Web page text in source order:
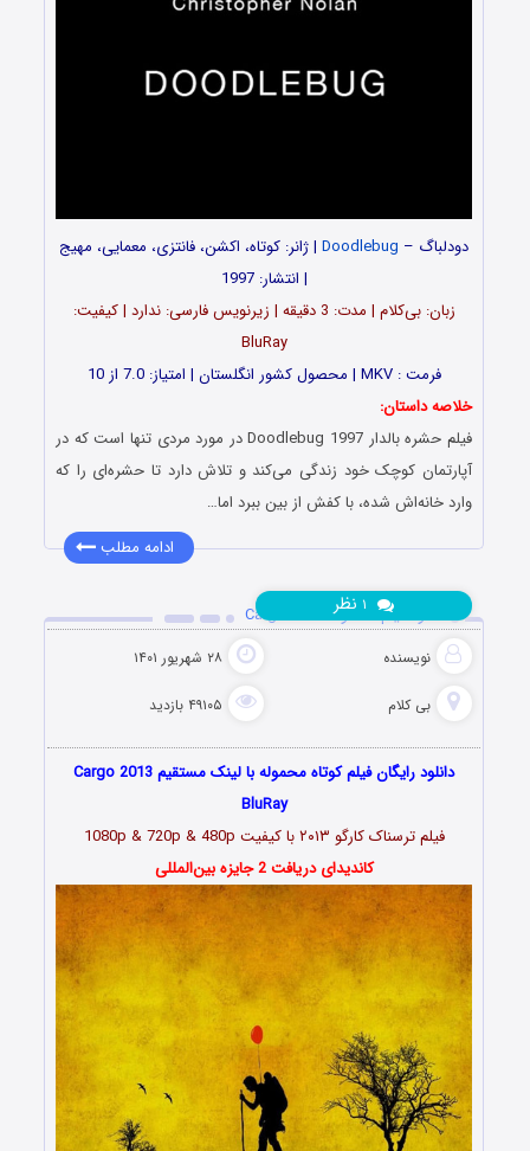
دودلباگ – Doodlebug | ژانر: کوتاه، اکشن، فانتزی، معمایی، مهیج
| انتشار: 1997
زبان: بی‌کلام | مدت‌: 3 دقیقه | زیرنویس فارسی: ندارد | کیفیت:
BluRay
فرمت : MKV | محصول کشور انگلستان | امتیاز: 7.0 از 10
خلاصه داستان:
فیلم حشره بالدار Doodlebug 1997 در مورد مردی تنها است که در
آپارتمان کوچک خود زندگی می‌کند و تلاش دارد تا حشره‌ای را که
وارد خانه‌اش شده، با کفش از بین ببرد اما…
ادامه مطلب
دانلود فیلم محموله Cargo 2013
نویسنده ۲۸ شهریور ۱۴۰۱
بی کلام ۴۹۱۰۵ بازدید
نظر
دانلود رایگان فیلم کوتاه محموله با لینک مستقیم Cargo 2013
BluRay
فیلم ترسناک کارگو ۲۰۱۳ با کیفیت 1080p & 720p & 480p
کاندیدای دریافت 2 جایزه بین‌المللی